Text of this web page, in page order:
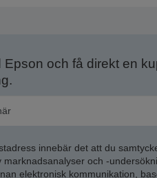
Epson och få direkt en
innebär det att du
och -
elektronisk kommunikation,